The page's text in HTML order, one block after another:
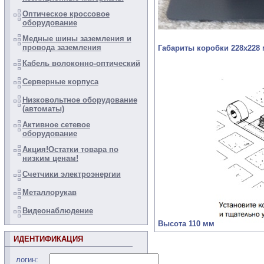
Оптическое кроссовое
оборудование
Медные шины заземления и
провода заземления
Кабель волоконно-оптический
Серверные корпуса
Низковольтное оборудование
(автоматы)
Активное сетевое
оборудование
Акция!Остатки товара по
низким ценам!
Счетчики электроэнергии
Металлорукав
Видеонаблюдение
ИДЕНТИФИКАЦИЯ
логин:
Габариты коробки
Высота 110 мм